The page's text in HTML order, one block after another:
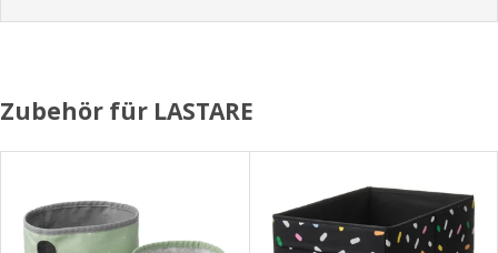
Zubehör für LASTARE